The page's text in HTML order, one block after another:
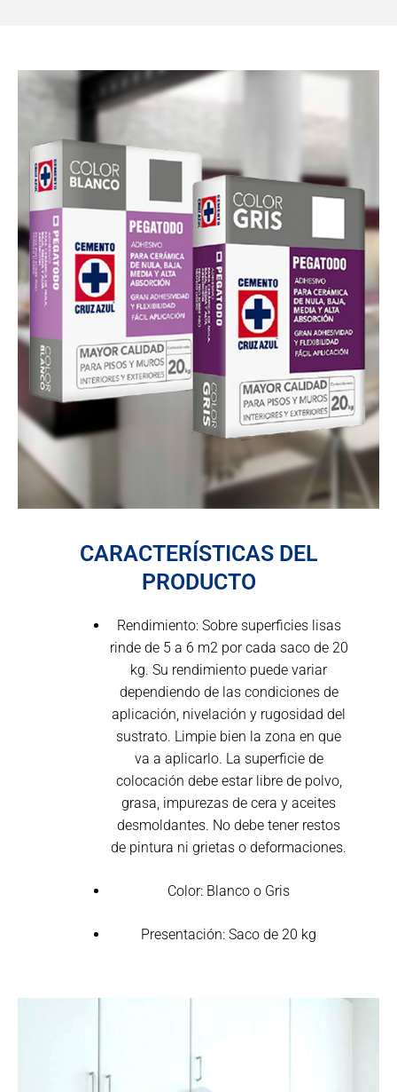
CARACTERÍSTICAS DEL
PRODUCTO
Rendimiento: Sobre superficies lisas
rinde de 5 a 6 m2 por cada saco de 20
kg. Su rendimiento puede variar
dependiendo de las condiciones de
aplicación, nivelación y rugosidad del
sustrato. Limpie bien la zona en que
va a aplicarlo. La superficie de
colocación debe estar libre de polvo,
grasa, impurezas de cera y aceites
desmoldantes. No debe tener restos
de pintura ni grietas o deformaciones.
Color: Blanco o Gris
Presentación: Saco de 20 kg